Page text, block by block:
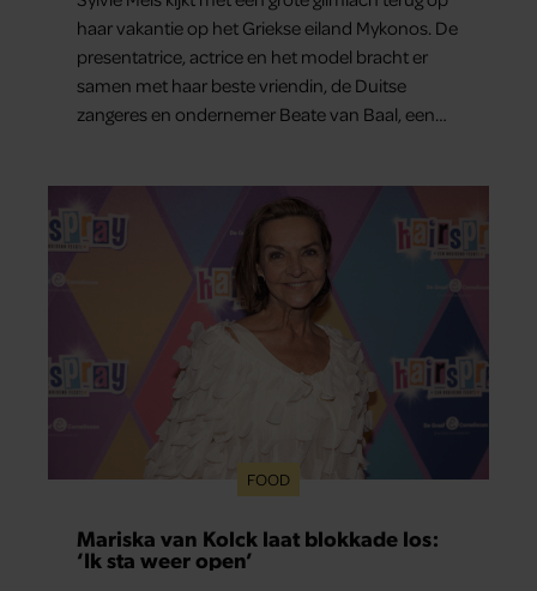
haar vakantie op het Griekse eiland Mykonos. De
presentatrice, actrice en het model bracht er
samen met haar beste vriendin, de Duitse
zangeres en ondernemer Beate van Baal, een
bestemming én vertelt ze hoe bijzonder de reis
voor haar is geweest.
FOOD
Mariska van Kolck laat blokkade los:
‘Ik sta weer open’